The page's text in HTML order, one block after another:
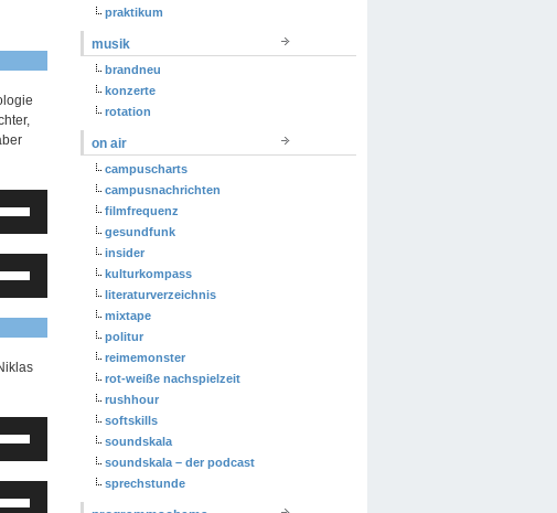
Runter
Runter
Runter
Runter
praktikum
musik
brandneu
konzerte
rotation
on air
campuscharts
campusnachrichten
filmfrequenz
gesundfunk
insider
kulturkompass
literaturverzeichnis
mixtape
politur
reimemonster
rot-weiße nachspielzeit
rushhour
softskills
soundskala
soundskala – der podcast
sprechstunde